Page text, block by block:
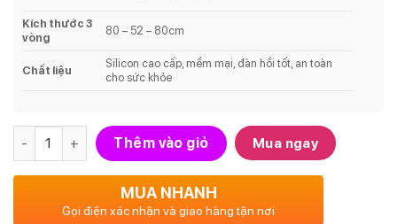
Kích thước 3
vòng
80 – 52 – 80cm
Chất liệu
Silicon cao cấp, mềm mại, đàn hồi tốt, an toàn
cho sức khỏe
Số lượng Thêm vào giỏ Mua ngay
MUA NHANH
Gọi điện xác nhận và giao hàng tận nơi